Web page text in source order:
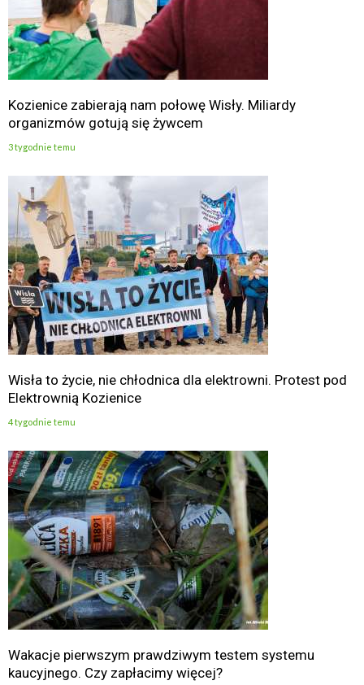
Kozienice zabierają nam połowę Wisły. Miliardy
organizmów gotują się żywcem
3 tygodnie temu
Wisła to życie, nie chłodnica dla elektrowni. Protest pod
Elektrownią Kozienice
4 tygodnie temu
Wakacje pierwszym prawdziwym testem systemu
kaucyjnego. Czy zapłacimy więcej?